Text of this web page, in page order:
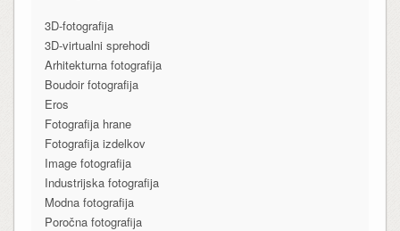
3D-fotografija
3D-virtualni sprehodi
Arhitekturna fotografija
Boudoir fotografija
Eros
Fotografija hrane
Fotografija izdelkov
Image fotografija
Industrijska fotografija
Modna fotografija
Poročna fotografija